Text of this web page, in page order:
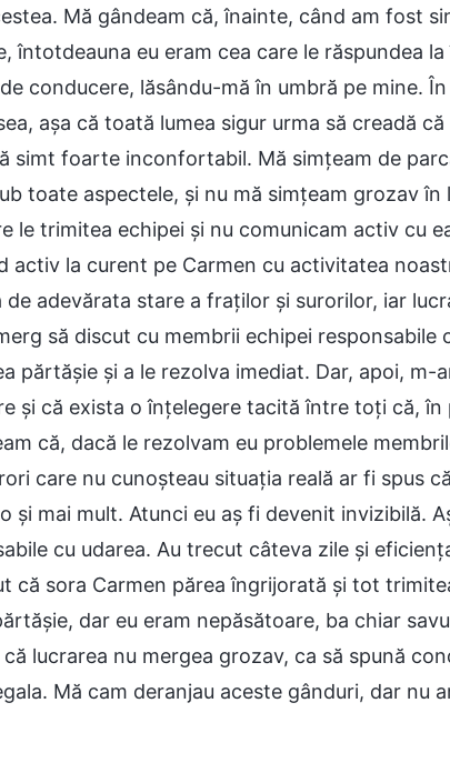
Mă gândeam că, înainte, când am fost
întotdeauna eu eram cea care le răspundea
conducere, lăsându-mă în umbră pe mine.
așa că toată lumea sigur urma să creadă
simt foarte inconfortabil. Mă simțeam de
toate aspectele, și nu mă simțeam grozav
le trimitea echipei și nu comunicam activ cu
activ la curent pe Carmen cu activitatea
de adevărata stare a fraților și surorilor, iar
să discut cu membrii echipei responsabile
părtășie și a le rezolva imediat. Dar, apoi, m-
și că exista o înțelegere tacită între toți că, în
că, dacă le rezolvam eu problemele
care nu cunoșteau situația reală ar fi spus
și mai mult. Atunci eu aș fi devenit invizibilă.
cu udarea. Au trecut câteva zile și
că sora Carmen părea îngrijorată și tot
dar eu eram nepăsătoare, ba chiar
lucrarea nu mergea grozav, ca să spună
Mă cam deranjau aceste gânduri, dar nu